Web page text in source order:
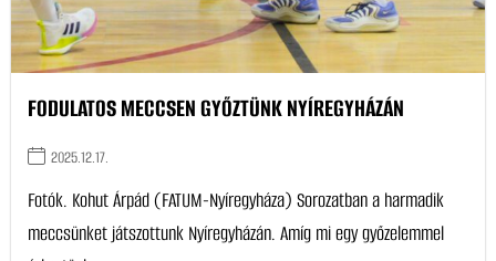
FODULATOS MECCSEN GYŐZTÜNK NYÍREGYHÁZÁN
2025.12.17.
Fotók. Kohut Árpád (FATUM-Nyíregyháza) Sorozatban a harmadik
meccsünket játszottunk Nyíregyházán. Amíg mi egy győzelemmel